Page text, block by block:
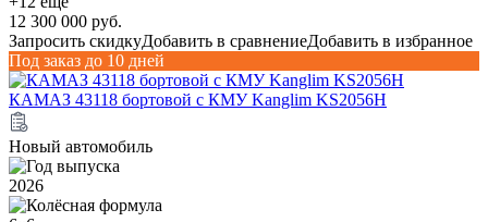
12 300 000 руб.
Запросить скидкуДобавить в сравнениеДобавить в избранное
Под заказ до 10 дней
КАМАЗ 43118 бортовой с КМУ Kanglim KS2056H
Новый автомобиль
2026